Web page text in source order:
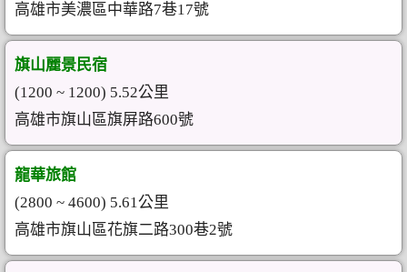
高雄市美濃區中華路7巷17號
旗山麗景民宿
(1200 ~ 1200) 5.52公里
高雄市旗山區旗屏路600號
龍華旅館
(2800 ~ 4600) 5.61公里
高雄市旗山區花旗二路300巷2號